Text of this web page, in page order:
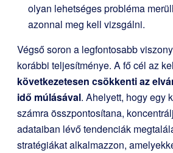
olyan lehetséges probléma
azonnal meg kell vizsgálni.
Végső soron a legfontosabb
korábbi teljesítménye. A fő cél az
következetesen csökkenti az
idő múlásával. Ahelyett, hogy egy
számra összpontosítana,
adataiban lévő tendenciák
stratégiákat alkalmazzon,